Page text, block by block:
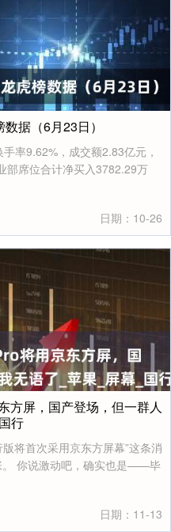
据（6月23日）
率9.62%，成交额2.83亿元，
部席位合计净买入3782.29万
日期：10-26
方屏，国产登场，但一群人
行
将首次采用京东方屏幕”这条消
。 你说激动吧，确实也是——毕
日期：11-13